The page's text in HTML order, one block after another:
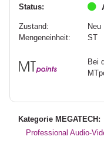
Status:
Zustand:
Neu
Mengeneinheit:
ST
Bei
Kategorie MEGATECH:
Professional Audio-